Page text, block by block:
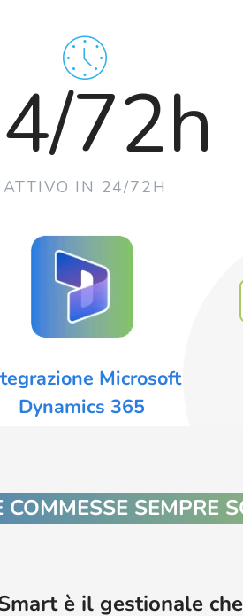
72h
ATTIVO IN 24/72H
Microsoft
Dynamics 365
COMMESSE SEMPRE
è il gestionale